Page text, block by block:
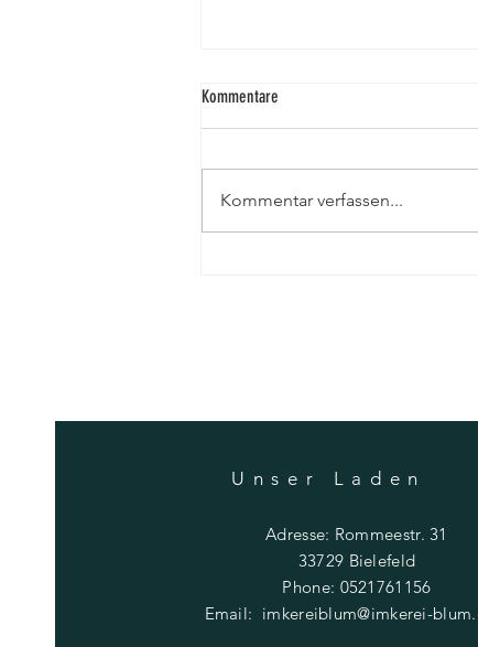
Kommentare
Kommentar verfassen...
Unser Laden
Adresse: Rommeestr. 31
33729 Bielefeld
Phone: 0521761156
Email: imkereiblum@imkerei-